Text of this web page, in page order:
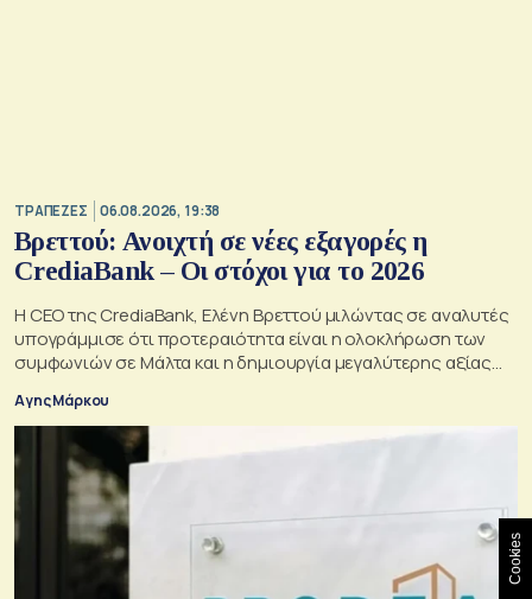
ΤΡΑΠΕΖΕΣ 06.08.2026, 19:38
Βρεττού: Ανοιχτή σε νέες εξαγορές η
CrediaBank – Οι στόχοι για το 2026
Η CEO της CrediaBank, Ελένη Βρεττού μιλώντας σε αναλυτές
υπογράμμισε ότι προτεραιότητα είναι η ολοκλήρωση των
συμφωνιών σε Μάλτα και η δημιουργία μεγαλύτερης αξίας
για τους μετόχους
Αγης Μάρκου
Cookies